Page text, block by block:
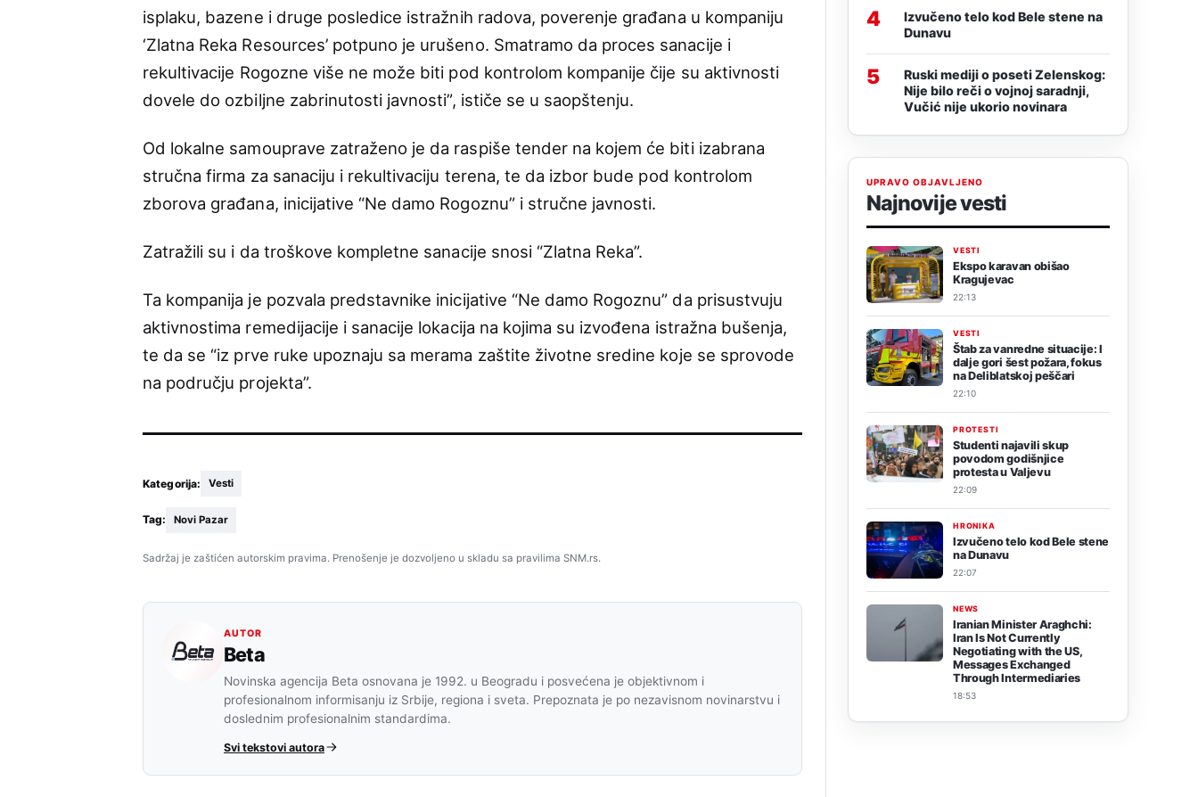
isplaku, bazene i druge posledice istražnih radova, poverenje građana u kompaniju
‘Zlatna Reka Resources’ potpuno je urušeno. Smatramo da proces sanacije i
rekultivacije Rogozne više ne može biti pod kontrolom kompanije čije su aktivnosti
dovele do ozbiljne zabrinutosti javnosti”, ističe se u saopštenju.
Od lokalne samouprave zatraženo je da raspiše tender na kojem će biti izabrana
stručna firma za sanaciju i rekultivaciju terena, te da izbor bude pod kontrolom
zborova građana, inicijative “Ne damo Rogoznu” i stručne javnosti.
Zatražili su i da troškove kompletne sanacije snosi “Zlatna Reka”.
Ta kompanija je pozvala predstavnike inicijative “Ne damo Rogoznu” da prisustvuju
aktivnostima remedijacije i sanacije lokacija na kojima su izvođena istražna bušenja,
te da se “iz prve ruke upoznaju sa merama zaštite životne sredine koje se sprovode
na području projekta”.
Kategorija: Vesti
Tag: Novi Pazar
Sadržaj je zaštićen autorskim pravima. Prenošenje je dozvoljeno u skladu sa pravilima SNM.rs.
AUTOR
Beta
Novinska agencija Beta osnovana je 1992. u Beogradu i posvećena je objektivnom i
profesionalnom informisanju iz Srbije, regiona i sveta. Prepoznata je po nezavisnom novinarstvu i
doslednim profesionalnim standardima.
Svi tekstovi autora
4
Izvučeno telo kod Bele stene na
Dunavu
5
Ruski mediji o poseti Zelenskog:
Nije bilo reči o vojnoj saradnji,
Vučić nije ukorio novinara
UPRAVO OBJAVLJENO
Najnovije vesti
VESTI
Ekspo karavan obišao
Kragujevac
22:13
VESTI
Štab za vanredne situacije: I
dalje gori šest požara, fokus
na Deliblatskoj peščari
22:10
PROTESTI
Studenti najavili skup
povodom godišnjice
protesta u Valjevu
22:09
HRONIKA
Izvučeno telo kod Bele stene
na Dunavu
22:07
NEWS
Iranian Minister Araghchi:
Iran Is Not Currently
Negotiating with the US,
Messages Exchanged
Through Intermediaries
18:53